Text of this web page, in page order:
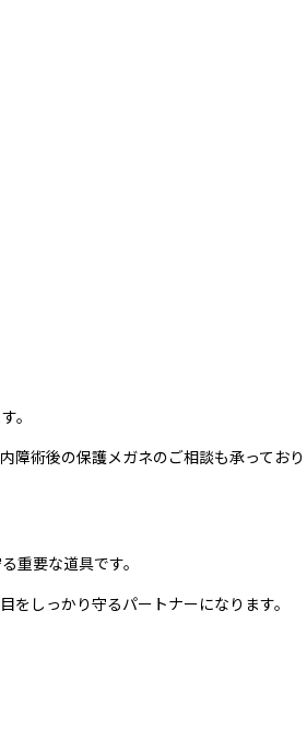
。
障術後の保護メガネのご相談も承っており
重要な道具です。
しっかり守るパートナーになります。